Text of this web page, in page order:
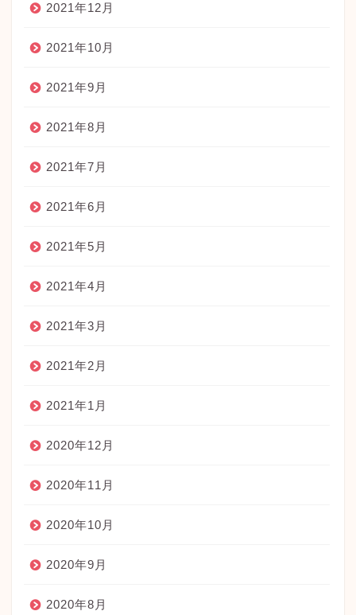
2021年12月
2021年10月
2021年9月
2021年8月
2021年7月
2021年6月
2021年5月
2021年4月
2021年3月
2021年2月
2021年1月
2020年12月
2020年11月
2020年10月
2020年9月
2020年8月